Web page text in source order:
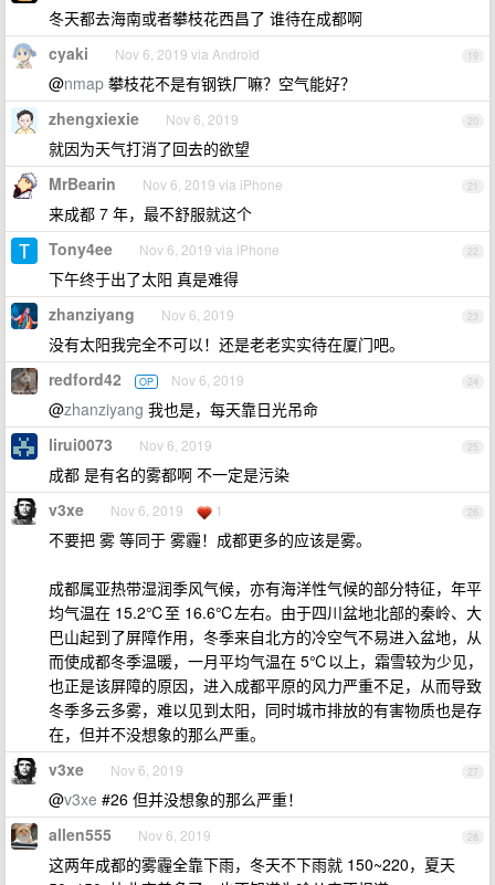
冬天都去海南或者攀枝花西昌了 谁待在成都啊
19
cyaki Nov 6, 2019 via Android
@nmap 攀枝花不是有钢铁厂嘛？空气能好？
20
zhengxiexie Nov 6, 2019
就因为天气打消了回去的欲望
21
MrBearin Nov 6, 2019 via iPhone
来成都 7 年，最不舒服就这个
22
Tony4ee Nov 6, 2019 via iPhone
下午终于出了太阳 真是难得
23
zhanziyang Nov 6, 2019
没有太阳我完全不可以！还是老老实实待在厦门吧。
24
redford42 OP Nov 6, 2019
@zhanziyang 我也是，每天靠日光吊命
25
lirui0073 Nov 6, 2019
成都 是有名的雾都啊 不一定是污染
26
v3xe Nov 6, 2019 1
不要把 雾 等同于 雾霾！成都更多的应该是雾。
成都属亚热带湿润季风气候，亦有海洋性气候的部分特征，年平
均气温在 15.2℃至 16.6℃左右。由于四川盆地北部的秦岭、大
巴山起到了屏障作用，冬季来自北方的冷空气不易进入盆地，从
而使成都冬季温暖，一月平均气温在 5℃以上，霜雪较为少见，
也正是该屏障的原因，进入成都平原的风力严重不足，从而导致
冬季多云多雾，难以见到太阳，同时城市排放的有害物质也是存
在，但并不没想象的那么严重。
27
v3xe Nov 6, 2019
@v3xe #26 但并没想象的那么严重！
28
allen555 Nov 6, 2019
这两年成都的雾霾全靠下雨，冬天不下雨就 150~220，夏天